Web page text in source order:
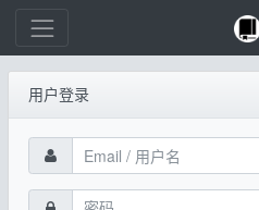
用户登录